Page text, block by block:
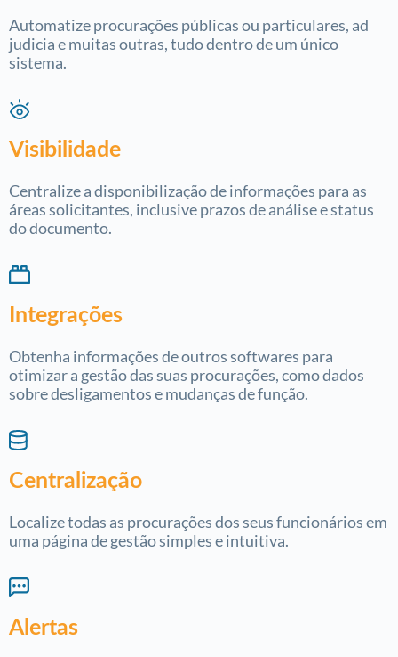
Automatize procurações públicas ou particulares, ad
judicia e muitas outras, tudo dentro de um único
sistema.
Visibilidade
Centralize a disponibilização de informações para as
áreas solicitantes, inclusive prazos de análise e status
do documento.
Integrações
Obtenha informações de outros softwares para
otimizar a gestão das suas procurações, como dados
sobre desligamentos e mudanças de função.
Centralização
Localize todas as procurações dos seus funcionários em
uma página de gestão simples e intuitiva.
Alertas